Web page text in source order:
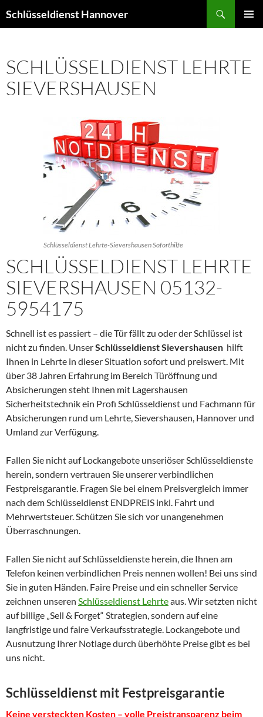
Inhalt
Schlüsseldienst Hannover
SCHLÜSSELDIENST LEHRTE
SIEVERSHAUSEN
Schlüsseldienst Lehrte-Sievershausen Soforthilfe
SCHLÜSSELDIENST LEHRTE
SIEVERSHAUSEN 05132-
5954175
Schnell ist es passiert – die Tür fällt zu oder der Schlüssel ist
nicht zu finden. UnserSchlüsseldienst Sievershausen hilft
Ihnen in Lehrte in dieser Situation sofort und preiswert. Mit
über 38 Jahren Erfahrung im Bereich Türöffnung und
Absicherungen steht Ihnen mit Lagershausen
Sicherheitstechnik ein Profi Schlüsseldienst und Fachmann für
Absicherungen rund um Lehrte, Sievershausen, Hannover und
Umland zur Verfügung.
Fallen Sie nicht auf Lockangebote unseriöser Schlüsseldienste
herein, sondern vertrauen Sie unserer verbindlichen
Festpreisgarantie. Fragen Sie bei einem Preisvergleich immer
nach dem Schlüsseldienst ENDPREIS inkl. Fahrt und
Mehrwertsteuer. Schützen Sie sich vor unangenehmen
Überraschnungen.
Fallen Sie nicht auf Schlüsseldienste herein, die Ihnen am
Telefon keinen verbindlichen Preis nennen wollen! Bei uns sind
Sie in guten Händen. Faire Preise und ein schneller Service
zeichnen unseren Schlüsseldienst Lehrteaus. Wir setzten nicht
auf billige „Sell & Forget“ Strategien, sondern auf eine
langfristige und faire Verkaufsstrategie. Lockangebote und
Ausnutzung Ihrer Notlage durch überhöhte Preise gibt es bei
uns nicht.
Schlüsseldienst mit Festpreisgarantie
Keine versteckten Kosten – volle Preistransparenz beim